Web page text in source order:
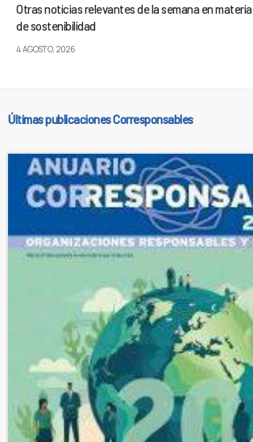
Otras noticias relevantes de la semana en materia
de sostenibilidad
4 AGOSTO, 2026
Últimas publicaciones Corresponsables